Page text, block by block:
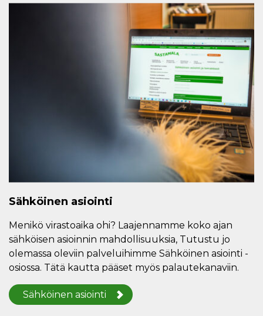
Sähköinen asiointi
Menikö virastoaika ohi? Laajennamme koko ajan
sähköisen asioinnin mahdollisuuksia, Tutustu jo
olemassa oleviin palveluihimme Sähköinen asiointi -
osiossa. Tätä kautta pääset myös palautekanaviin.
Sähköinen asiointi